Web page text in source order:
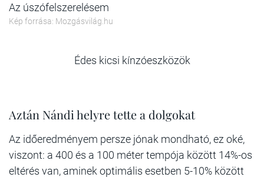
Az úszófelszerelésem
Kép forrása: Mozgásvilág.hu
Édes kicsi kínzóeszközök
Aztán Nándi helyre tette a dolgokat
Az időeredményem persze jónak mondható, ez oké,
viszont: a 400 és a 100 méter tempója között 14%-os
eltérés van, aminek optimális esetben 5-10% között